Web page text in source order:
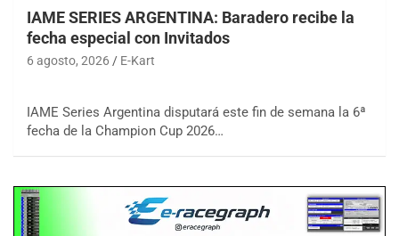
IAME SERIES ARGENTINA: Baradero recibe la
fecha especial con Invitados
6 agosto, 2026 E-Kart
IAME Series Argentina disputará este fin de semana la 6ª
fecha de la Champion Cup 2026…